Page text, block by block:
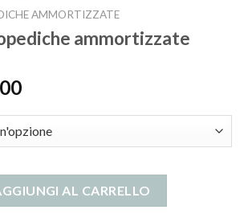
AMMORTIZZATE
ammortizzate
AL CARRELLO